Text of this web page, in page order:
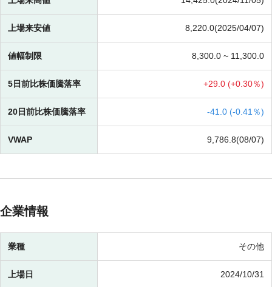
上場来安値 8,220.0(2025/04/07)
値幅制限 8,300.0 ~ 11,300.0
5日前比株価騰落率 +29.0 (+0.30％)
20日前比株価騰落率 -41.0 (-0.41％)
VWAP 9,786.8(08/07)
企業情報
業種 その他
上場日 2024/10/31